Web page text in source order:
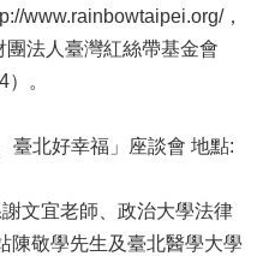
，
法人臺灣紅絲帶基金會
。
臺北好幸福」座談會 地點:
文宜老師、政治大學法律
陳敬學先生及臺北醫學大學